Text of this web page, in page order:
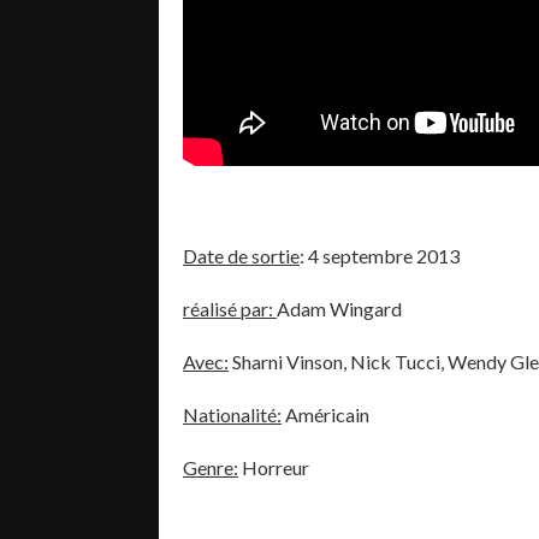
Date de sortie: 4 septembre 2013
réalisé par: Adam Wingard
Avec: Sharni Vinson, Nick Tucci, Wendy
Nationalité: Américain
Genre: Horreur